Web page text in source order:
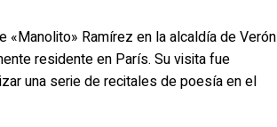
«Manolito» Ramírez en la alcaldía de Verón
residente en París. Su visita fue
una serie de recitales de poesía en el